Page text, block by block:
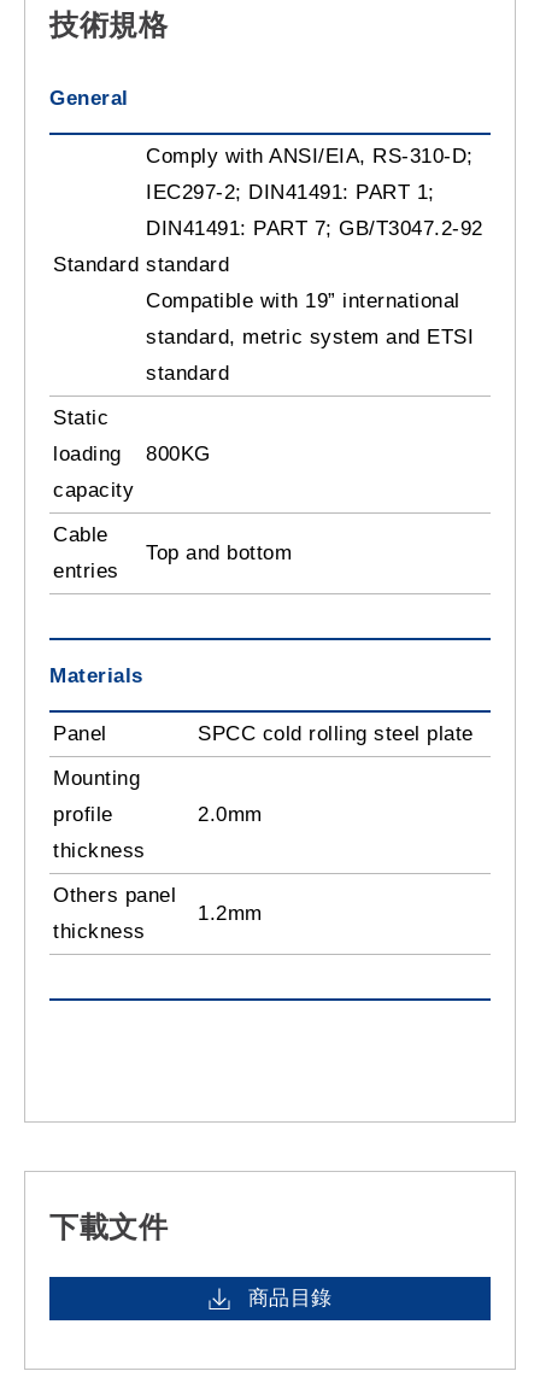
技術規格
General
Standard
Comply with ANSI/EIA, RS-310-D;
IEC297-2; DIN41491: PART 1;
DIN41491: PART 7; GB/T3047.2-92
standard
Compatible with 19” international
standard, metric system and ETSI
standard
Static
loading
capacity
800KG
Cable
entries
Top and bottom
Materials
Panel
SPCC cold rolling steel plate
Mounting
profile
thickness
2.0mm
Others panel
thickness
1.2mm
下載文件
商品目錄